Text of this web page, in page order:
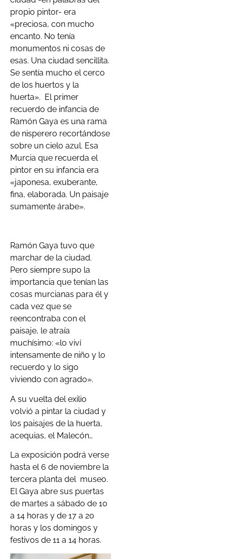
propio pintor- era
«preciosa, con mucho
encanto. No tenía
monumentos ni cosas de
esas. Una ciudad sencillita.
Se sentía mucho el cerco
de los huertos y la
huerta». El primer
recuerdo de infancia de
Ramón Gaya es una rama
de nisperero recortándose
sobre un cielo azul. Esa
Murcia que recuerda el
pintor en su infancia era
«japonesa, exuberante,
fina, elaborada. Un paisaje
sumamente árabe».
Ramón Gaya tuvo que
marchar de la ciudad.
Pero siempre supo la
importancia que tenían las
cosas murcianas para él y
cada vez que se
reencontraba con el
paisaje, le atraía
muchísimo: «lo viví
intensamente de niño y lo
recuerdo y lo sigo
viviendo con agrado».
A su vuelta del exilio
volvió a pintar la ciudad y
los paisajes de la huerta,
acequias, el Malecón…
La exposición podrá verse
hasta el 6 de noviembre la
tercera planta del museo.
El Gaya abre sus puertas
de martes a sábado de 10
a 14 horas y de 17 a 20
horas y los domingos y
festivos de 11 a 14 horas.